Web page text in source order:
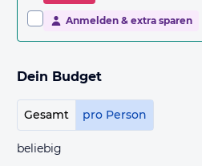
Anmelden & extra sparen
Dein Budget
Gesamt pro Person
beliebig